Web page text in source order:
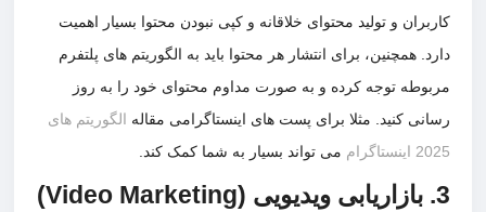
و تولید محتوای خلاقانه و کپی نبودن محتوا بسیار اهمیت
همچنین، برای انتشار هر محتوا باید به الگوریتم های پلتفرم
توجه کرده و به صورت مداوم محتوای خود را به روز
کنید. مثلا برای پست های اینستاگرامی مقالهالگوریتم های
می تواند بسیار به شما کمک کند.